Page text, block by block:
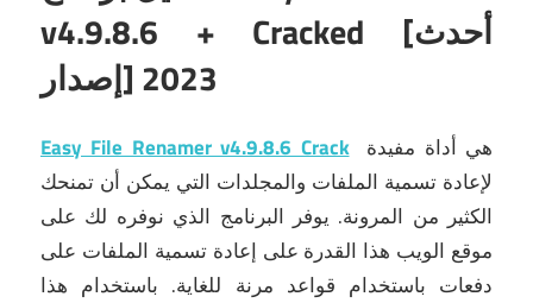
v4.9.8.6 + Cracked [أحدث
إصدار] 2023
Easy File Renamer v4.9.8.6 Crackهي أداة مفيدة
لإعادة تسمية الملفات والمجلدات التي يمكن أن تمنحك
الكثير من المرونة.يوفر البرنامج الذي نوفره لك على
موقع الويب هذا القدرة على إعادة تسمية الملفات على
دفعات باستخدام قواعد مرنة للغاية. باستخدام هذا